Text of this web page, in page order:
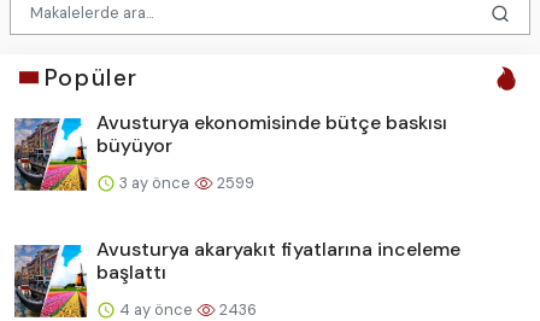
Popüler
Avusturya ekonomisinde bütçe baskısı
büyüyor
3 ay önce 2599
Avusturya akaryakıt fiyatlarına inceleme
başlattı
4 ay önce 2436